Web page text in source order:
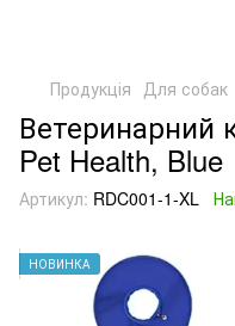
Продукція Для собак
Ветеринарний
Pet Health, Blue
Артикул: RDC001-1-XL
НОВИНКА